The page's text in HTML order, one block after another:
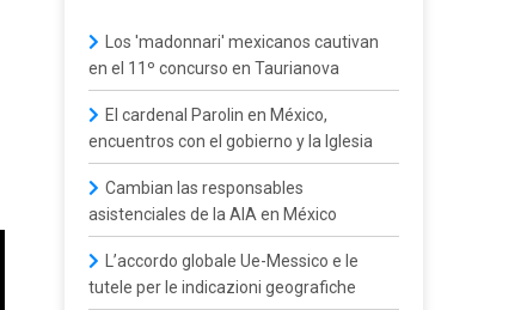
Los 'madonnari' mexicanos cautivan
en el 11º concurso en Taurianova
El cardenal Parolin en México,
encuentros con el gobierno y la Iglesia
Cambian las responsables
asistenciales de la AIA en México
L’accordo globale Ue-Messico e le
tutele per le indicazioni geografiche